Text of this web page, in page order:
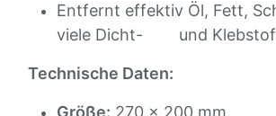
Entfernt effektiv Öl, Fett,
viele Dicht- und
Technische Daten:
Größe: 270 x 200 mm